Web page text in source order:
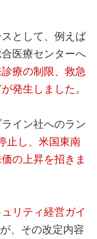
として、例えば
医療センターへ
療の制限、救急
発生しました。
イン社へのラン
止し、米国東南
の上昇を招きま
リティ経営ガイ
、その改定内容